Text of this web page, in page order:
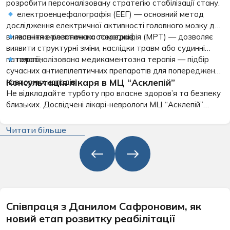
розробити персоналізовану стратегію стабілізації стану.
електроенцефалографія (ЕЕГ) — основний метод
дослідження електричної активності головного мозку для
виявлення епілептичних осередків;
магнітно-резонансна томографія (МРТ) — дозволяє
виявити структурні зміни, наслідки травм або судинні
патології;
персоналізована медикаментозна терапія — підбір
сучасних антиепілептичних препаратів для попередження
повторних нападів;
Консультація лікаря в МЦ “Асклепій”
Не відкладайте турботу про власне здоров’я та безпеку
близьких. Досвідчені лікарі-неврологи МЦ “Асклепій”
точну діагностику на кожному етапі. Записуйтеся на
консультацію до фахівця, щоб повернути відчуття
впевненості та контроль над власним життям.
Читати більше
Співпраця з Данилом Сафроновим, як
новий етап розвитку реабілітації